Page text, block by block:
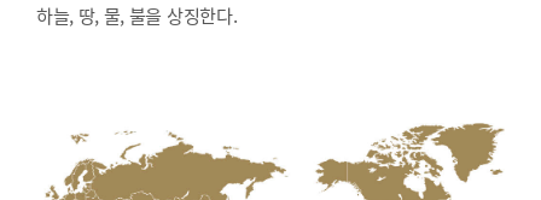
하늘, 땅, 물, 불을 상징한다.